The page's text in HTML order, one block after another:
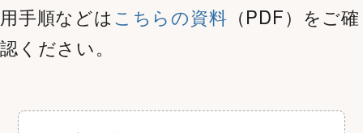
用手順などはこちらの資料 （PDF）をご確
認ください。